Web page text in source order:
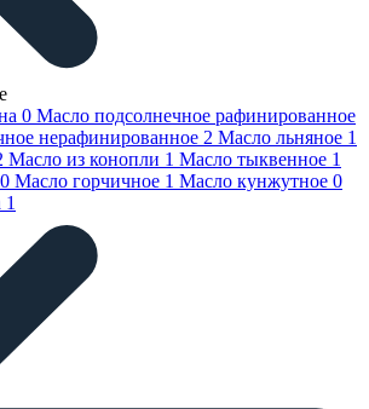
0 Масло подсолнечное рафинированное
нерафинированное 2 Масло льняное 1
Масло из конопли 1 Масло тыквенное 1
0 Масло горчичное 1 Масло кунжутное 0
1